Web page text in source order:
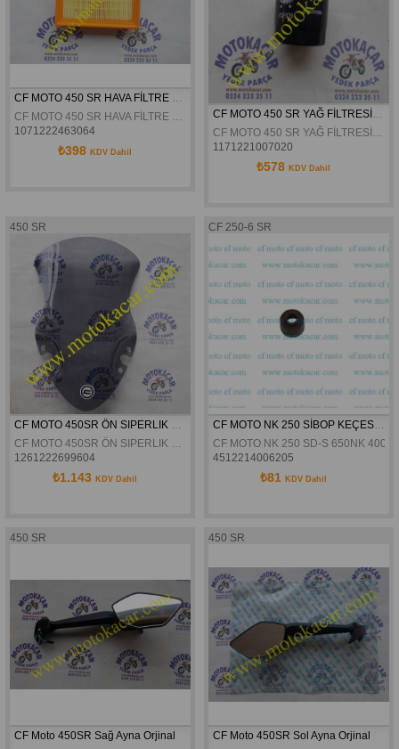
1071222463064
₺398 KDV Dahil
1171221007020
₺578 KDV Dahil
450 SR
1261222699604
₺1.143 KDV Dahil
CF 250-6 SR
CF MOTO NK 250 SD-S 650NK
4512214006205
₺81 KDV Dahil
450 SR
CF Moto 450SR Sağ Ayna Orjinal
450 SR
CF Moto 450SR Sol Ayna Orjinal